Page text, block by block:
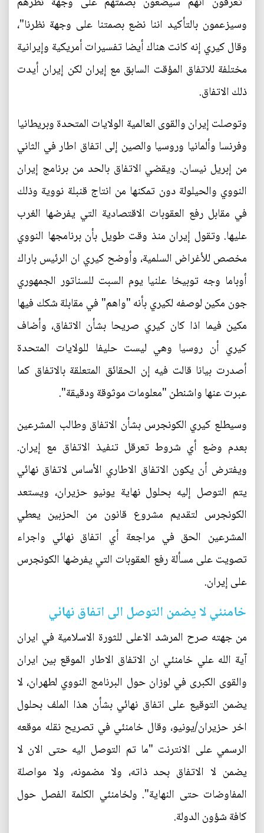
وسيزعمون بالتأكيد اننا نضع بصمتنا على وجهة نظرنا"،
وقال كيري إنه كانت هناك أيضا تفسيرات أمريكية وإيرانية
مختلفة للاتفاق المؤقت السابق مع إيران لكن إيران أيدت
ذلك الاتفاق.
وتوصلت إيران والقوى العالمية الولايات المتحدة وبريطانيا
وفرنسا وألمانيا وروسيا والصين إلى اتفاق اطار في الثاني
من إبريل نيسان. ويقضي الاتفاق بالحد من برنامج إيران
النووي والحيلولة دون تمكنها من انتاج قنبلة نووية وذلك
في مقابل رفع العقوبات الاقتصادية التي يفرضها الغرب
عليها. وتقول إيران منذ وقت طويل بأن برنامجها النووي
مخصص للأغراض السلمية، وأوضح كيري ان الرئيس باراك
أوباما وجه توبيخا علنيا يوم السبت للسناتور الجمهوري
جون مكين لوصفه لكيري بأنه "واهم" في مقابلة شكك فيها
مكين فيما اذا كان كيري صريحا بشأن الاتفاق، وأضاف
كيري أن روسيا وهي ليست حليفا للولايات المتحدة
أصدرت بيانا قالت فيه إن الحقائق المتعلقة بالاتفاق كما
عبرت عنها واشنطن "معلومات موثوقة ودقيقة".
وسيطلع كيري الكونجرس بشأن الاتفاق وطالب المشرعين
بعدم وضع أي شروط تعرقل تنفيذ الاتفاق مع إيران.
ويفترض أن يكون الاتفاق الاطاري الأساس لاتفاق نهائي
يتم التوصل إليه بحلول نهاية يونيو حزيران، ويستعد
الكونجرس لتقديم مشروع قانون من الحزبين يعطي
المشرعين الحق في مراجعة أي اتفاق نهائي واجراء
تصويت على مسألة رفع العقوبات التي يفرضها الكونجرس
على إيران.
خامنئي لا يضمن التوصل الى اتفاق نهائي
من جهته صرح المرشد الاعلى للثورة الاسلامية في ايران
آية الله علي خامنئي ان الاتفاق الاطار الموقع بين ايران
والقوى الكبرى في لوزان حول البرنامج النووي لطهران، لا
يضمن التوقيع على اتفاق نهائي بشأن هذا الملف بحلول
اخر حزيران/يونيو، وقال خامنئي في تصريح نقله موقعه
الرسمي على الانترنت "ما تم التوصل اليه حتى الان لا
يضمن لا الاتفاق بحد ذاته، ولا مضمونه، ولا مواصلة
المفاوضات حتى النهاية". ولخامنئي الكلمة الفصل حول
كافة شؤون الدولة.